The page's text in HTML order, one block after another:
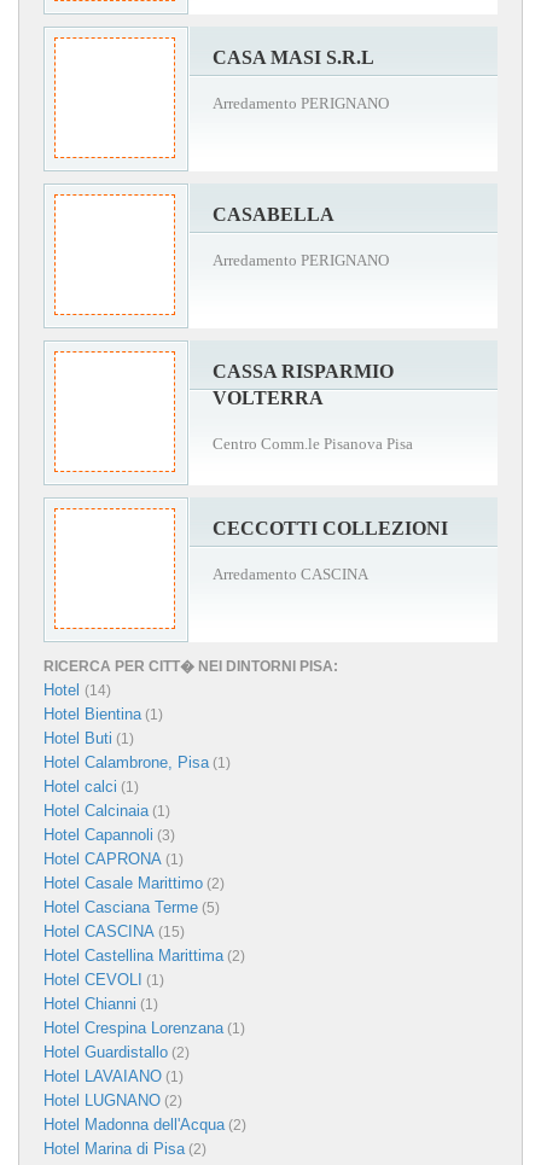
CASA MASI S.R.L
Arredamento PERIGNANO
CASABELLA
Arredamento PERIGNANO
CASSA RISPARMIO
VOLTERRA
Centro Comm.le Pisanova Pisa
CECCOTTI COLLEZIONI
Arredamento CASCINA
RICERCA PER CITT� NEI DINTORNI PISA:
Hotel (14)
Hotel Bientina(1)
Hotel Buti (1)
Hotel Calambrone, Pisa(1)
Hotel calci (1)
Hotel Calcinaia(1)
Hotel Capannoli (3)
Hotel CAPRONA (1)
Hotel Casale Marittimo (2)
Hotel Casciana Terme (5)
Hotel CASCINA (15)
Hotel Castellina Marittima(2)
Hotel CEVOLI (1)
Hotel Chianni (1)
Hotel Crespina Lorenzana(1)
Hotel Guardistallo (2)
Hotel LAVAIANO (1)
Hotel LUGNANO (2)
Hotel Madonna dell'Acqua(2)
Hotel Marina di Pisa(2)